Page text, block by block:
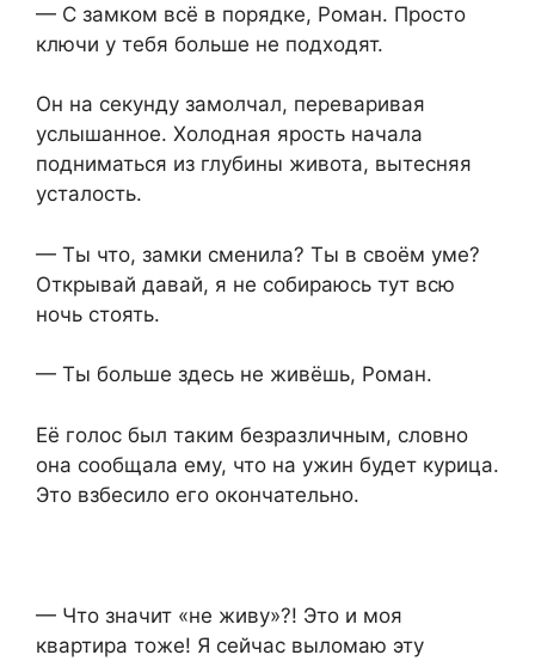
— С замком всё в порядке, Роман. Просто
ключи у тебя больше не подходят.
Он на секунду замолчал, переваривая
услышанное. Холодная ярость начала
подниматься из глубины живота, вытесняя
усталость.
— Ты что, замки сменила? Ты в своём уме?
Открывай давай, я не собираюсь тут всю
ночь стоять.
— Ты больше здесь не живёшь, Роман.
Её голос был таким безразличным, словно
она сообщала ему, что на ужин будет курица.
Это взбесило его окончательно.
— Что значит «не живу»?! Это и моя
квартира тоже! Я сейчас выломаю эту